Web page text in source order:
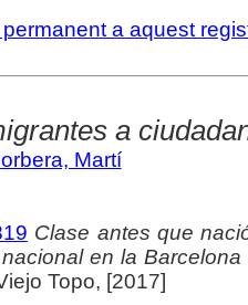
a aquest
a
Martí
Clase antes que
en la
Topo, [2017]